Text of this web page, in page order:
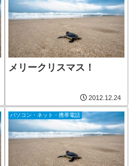
メリークリスマス！
2012.12.24
パソコン・ネット・携帯電話